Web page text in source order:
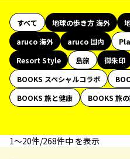
すべて 地球の歩き方 海外
aruco 海外
aruco 国内
Resort Style
島旅 御朱印
BOOKS スペシャルコラボ
BOOKS 旅と健康
BOOKS 旅
1〜20件/268件中 を表示